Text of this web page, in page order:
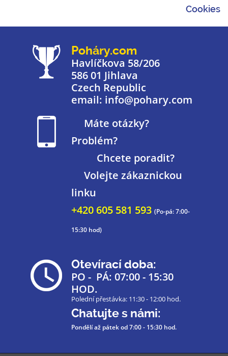
Cookies
Poháry.com
Havlíčkova 58/206
586 01 Jihlava
Czech Republic
email: info@pohary.com
Máte otázky?
Problém?
Chcete poradit?
Volejte zákaznickou
linku
+420 605 581 593 (Po-pá: 7:00-
15:30 hod)
Otevírací doba:
PO - PÁ: 07:00 - 15:30
HOD.
Polední přestávka: 11:30 - 12:00 hod.
Chatujte s námi:
Pondělí až pátekod 7:00 - 15:30 hod.